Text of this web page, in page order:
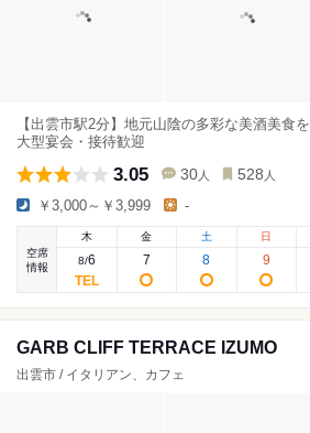
【出雲市駅2分】地元山陰の多彩な美酒美食
大型宴会・接待歓迎
3.05 30 人 528 人
￥3,000～￥3,999 -
空席
情報
木
8/6
金
7
土
8
日
9
GARB CLIFF TERRACE IZUMO
出雲市 / イタリアン、カフェ